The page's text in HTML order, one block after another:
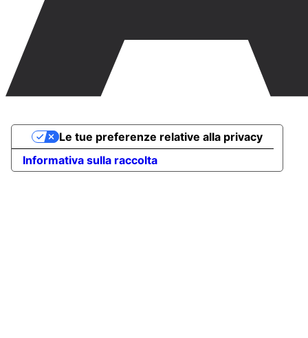
Informativa sulla raccolta
Le tue preferenze relative alla privacy